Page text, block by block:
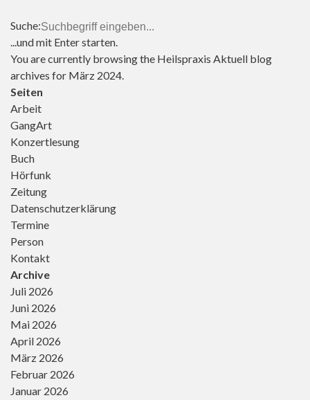
die vom Winzerort
Thüngersheim nach
Suche:
...und mit Enter starten.
You are currently browsing the Heilspraxis Aktuell blog
archives for März 2024.
Seiten
Arbeit
GangArt
Konzertlesung
Buch
Hörfunk
Zeitung
Datenschutzerklärung
Termine
Person
Kontakt
Archive
Juli 2026
Juni 2026
Mai 2026
April 2026
März 2026
Februar 2026
Januar 2026